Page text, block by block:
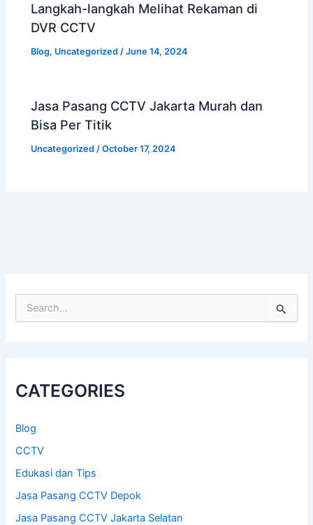
Langkah-langkah Melihat Rekaman di
DVR CCTV
Blog, Uncategorized /June 14, 2024
Jasa Pasang CCTV Jakarta Murah dan
Bisa Per Titik
Uncategorized /October 17, 2024
e
f
:
CATEGORIES
Blog
CCTV
Edukasi dan Tips
Jasa Pasang CCTV Depok
Jasa Pasang CCTV Jakarta Selatan